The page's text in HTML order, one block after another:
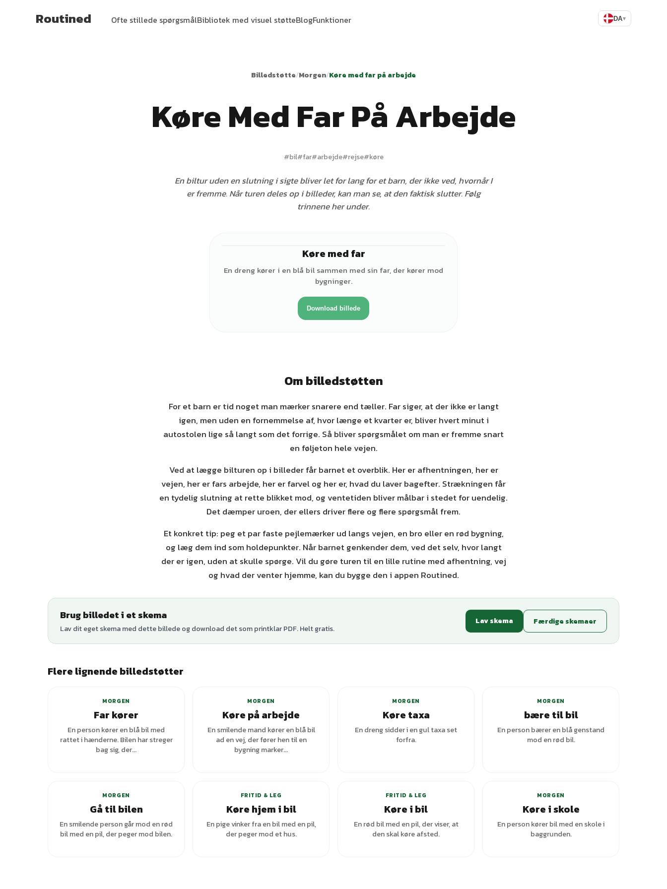
Routined Ofte stillede spørgsmålBibliotek med visuel støtteBlogFunktioner DA▾
Billedstøtte/Morgen/Køre med far på arbejde
Køre Med Far På Arbejde
#bil#far#arbejde#rejse#køre
En biltur uden en slutning i sigte bliver let for lang for et barn, der ikke ved, hvornår I
er fremme. Når turen deles op i billeder, kan man se, at den faktisk slutter. Følg
trinnene her under.
Køre med far
En dreng kører i en blå bil sammen med sin far, der kører mod
bygninger.
Download billede
Om billedstøtten
For et barn er tid noget man mærker snarere end tæller. Far siger, at der ikke er langt
igen, men uden en fornemmelse af, hvor længe et kvarter er, bliver hvert minut i
autostolen lige så langt som det forrige. Så bliver spørgsmålet om man er fremme snart
en føljeton hele vejen.
Ved at lægge bilturen op i billeder får barnet et overblik. Her er afhentningen, her er
vejen, her er fars arbejde, her er farvel og her er, hvad du laver bagefter. Strækningen får
en tydelig slutning at rette blikket mod, og ventetiden bliver målbar i stedet for uendelig.
Det dæmper uroen, der ellers driver flere og flere spørgsmål frem.
Et konkret tip: peg et par faste pejlemærker ud langs vejen, en bro eller en rød bygning,
og læg dem ind som holdepunkter. Når barnet genkender dem, ved det selv, hvor langt
der er igen, uden at skulle spørge. Vil du gøre turen til en lille rutine med afhentning, vej
og hvad der venter hjemme, kan du bygge den i appen Routined.
Brug billedet i et skema
Lav dit eget skema med dette billede og download det som printklar PDF. Helt gratis.
Lav skema Færdige skemaer
Flere lignende billedstøtter
MORGEN
Far kører
En person kører en blå bil med
rattet i hænderne. Bilen har streger
bag sig, der...
MORGEN
Køre på arbejde
En smilende mand kører en blå bil
ad en vej, der fører hen til en
bygning marker...
MORGEN
Køre taxa
En dreng sidder i en gul taxa set
forfra.
MORGEN
bære til bil
En person bærer en blå genstand
mod en rød bil.
MORGEN
Gå til bilen
En smilende person går mod en rød
bil med en pil, der peger mod bilen.
FRITID & LEG
Køre hjem i bil
En pige vinker fra en bil med en pil,
der peger mod et hus.
FRITID & LEG
Køre i bil
En rød bil med en pil, der viser, at
den skal køre afsted.
MORGEN
Køre i skole
En person kører bil med en skole i
baggrunden.